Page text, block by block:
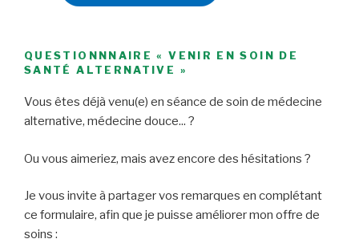
QUESTIONNNAIRE « VENIR EN SOIN DE
SANTÉ ALTERNATIVE »
Vous êtes déjà venu(e) en séance de soin de médecine
alternative, médecine douce... ?
Ou vous aimeriez, mais avez encore des hésitations ?
Je vous invite à partager vos remarques en complétant
ce formulaire, afin que je puisse améliorer mon offre de
soins :